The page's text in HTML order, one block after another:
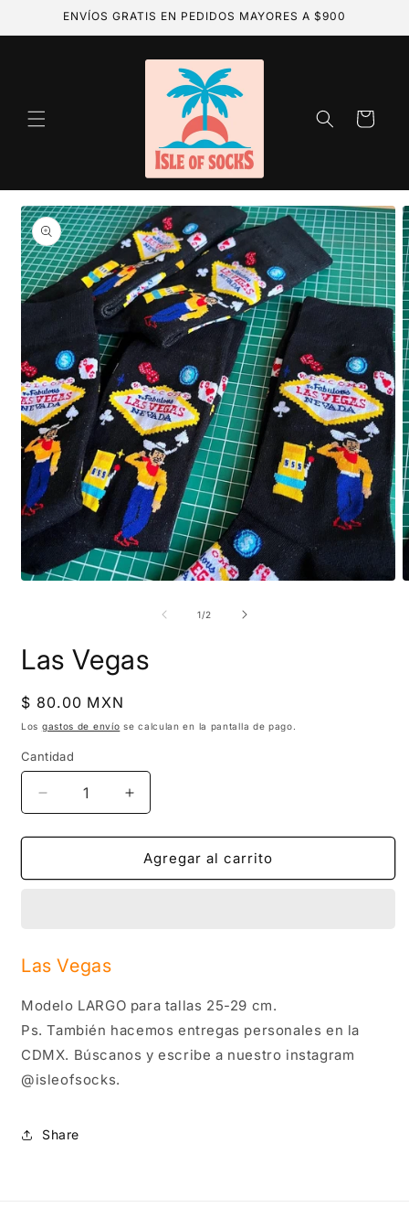
directamente
al contenido
ENVÍOS GRATIS EN PEDIDOS MAYORES A $900
Carrito
Ir
directamente
a la
información
del producto
una
ventana
1/de
2
Las Vegas
Precio
habitual
$ 80.00 MXN
Los gastos de envío se calculan en la pantalla de pago.
Cantidad
Reducir
cantidad
para
Vegas
Aumentar
cantidad
para
Las
Vegas
Agregar al carrito
Las Vegas
Modelo LARGO para tallas 25-29 cm.
Ps. También hacemos entregas personales en la
CDMX. Búscanos y escribe a nuestro instagram
@isleofsocks.
Share